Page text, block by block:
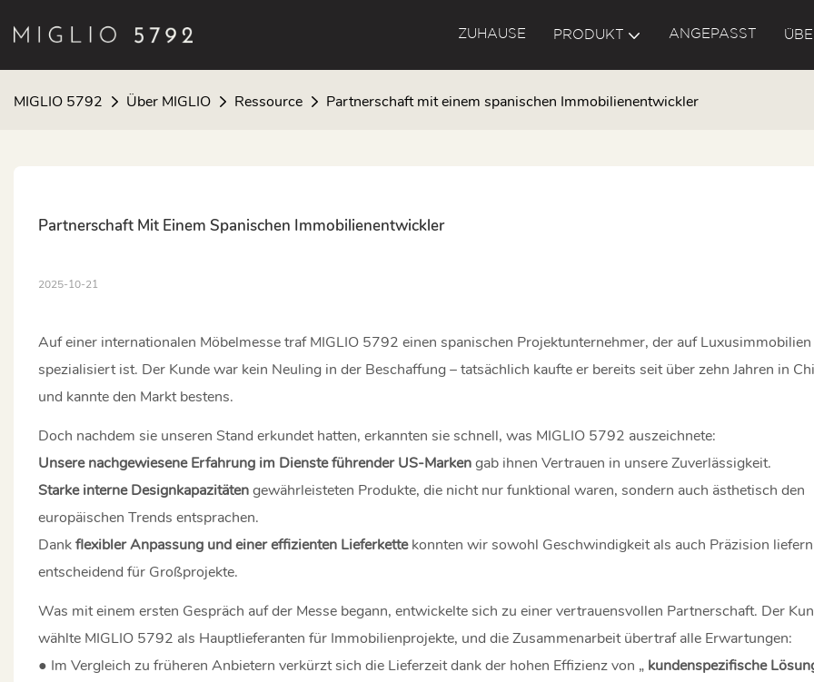
ZUHAUSE PRODUKT ANGEPASST
MIGLIO 5792 Über MIGLIO Ressource Partnerschaft mit einem spanischen Immobilienentwickler
Partnerschaft Mit Einem Spanischen Immobilienentwickler
2025-10-21
Auf einer internationalen Möbelmesse traf MIGLIO 5792 einen spanischen Projektunternehmer, der auf Luxusimmobilien
spezialisiert ist. Der Kunde war kein Neuling in der Beschaffung – tatsächlich kaufte er bereits seit über zehn Jahren in
und kannte den Markt bestens.
Doch nachdem sie unseren Stand erkundet hatten, erkannten sie schnell, was MIGLIO 5792 auszeichnete:
Unsere nachgewiesene Erfahrung im Dienste führender US-Markengab ihnen Vertrauen in unsere Zuverlässigkeit.
Starke interne Designkapazitätengewährleisteten Produkte, die nicht nur funktional waren, sondern auch ästhetisch den
europäischen Trends entsprachen.
Dankflexibler Anpassung und einer effizienten Lieferkettekonnten wir sowohl Geschwindigkeit als auch Präzision
entscheidend für Großprojekte.
Was mit einem ersten Gespräch auf der Messe begann, entwickelte sich zu einer vertrauensvollen Partnerschaft. Der
wählte MIGLIO 5792 als Hauptlieferanten für Immobilienprojekte, und die Zusammenarbeit übertraf alle Erwartungen:
● Im Vergleich zu früheren Anbietern verkürzt sich die Lieferzeit dank der hohen Effizienz von „ kundenspezifische